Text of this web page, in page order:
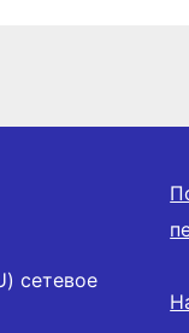
сетевое